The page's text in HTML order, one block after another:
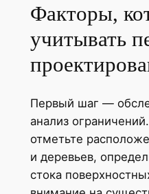
Факторы,
учитывать
Первый шаг —
анализ
отметьте
и деревьев,
стока